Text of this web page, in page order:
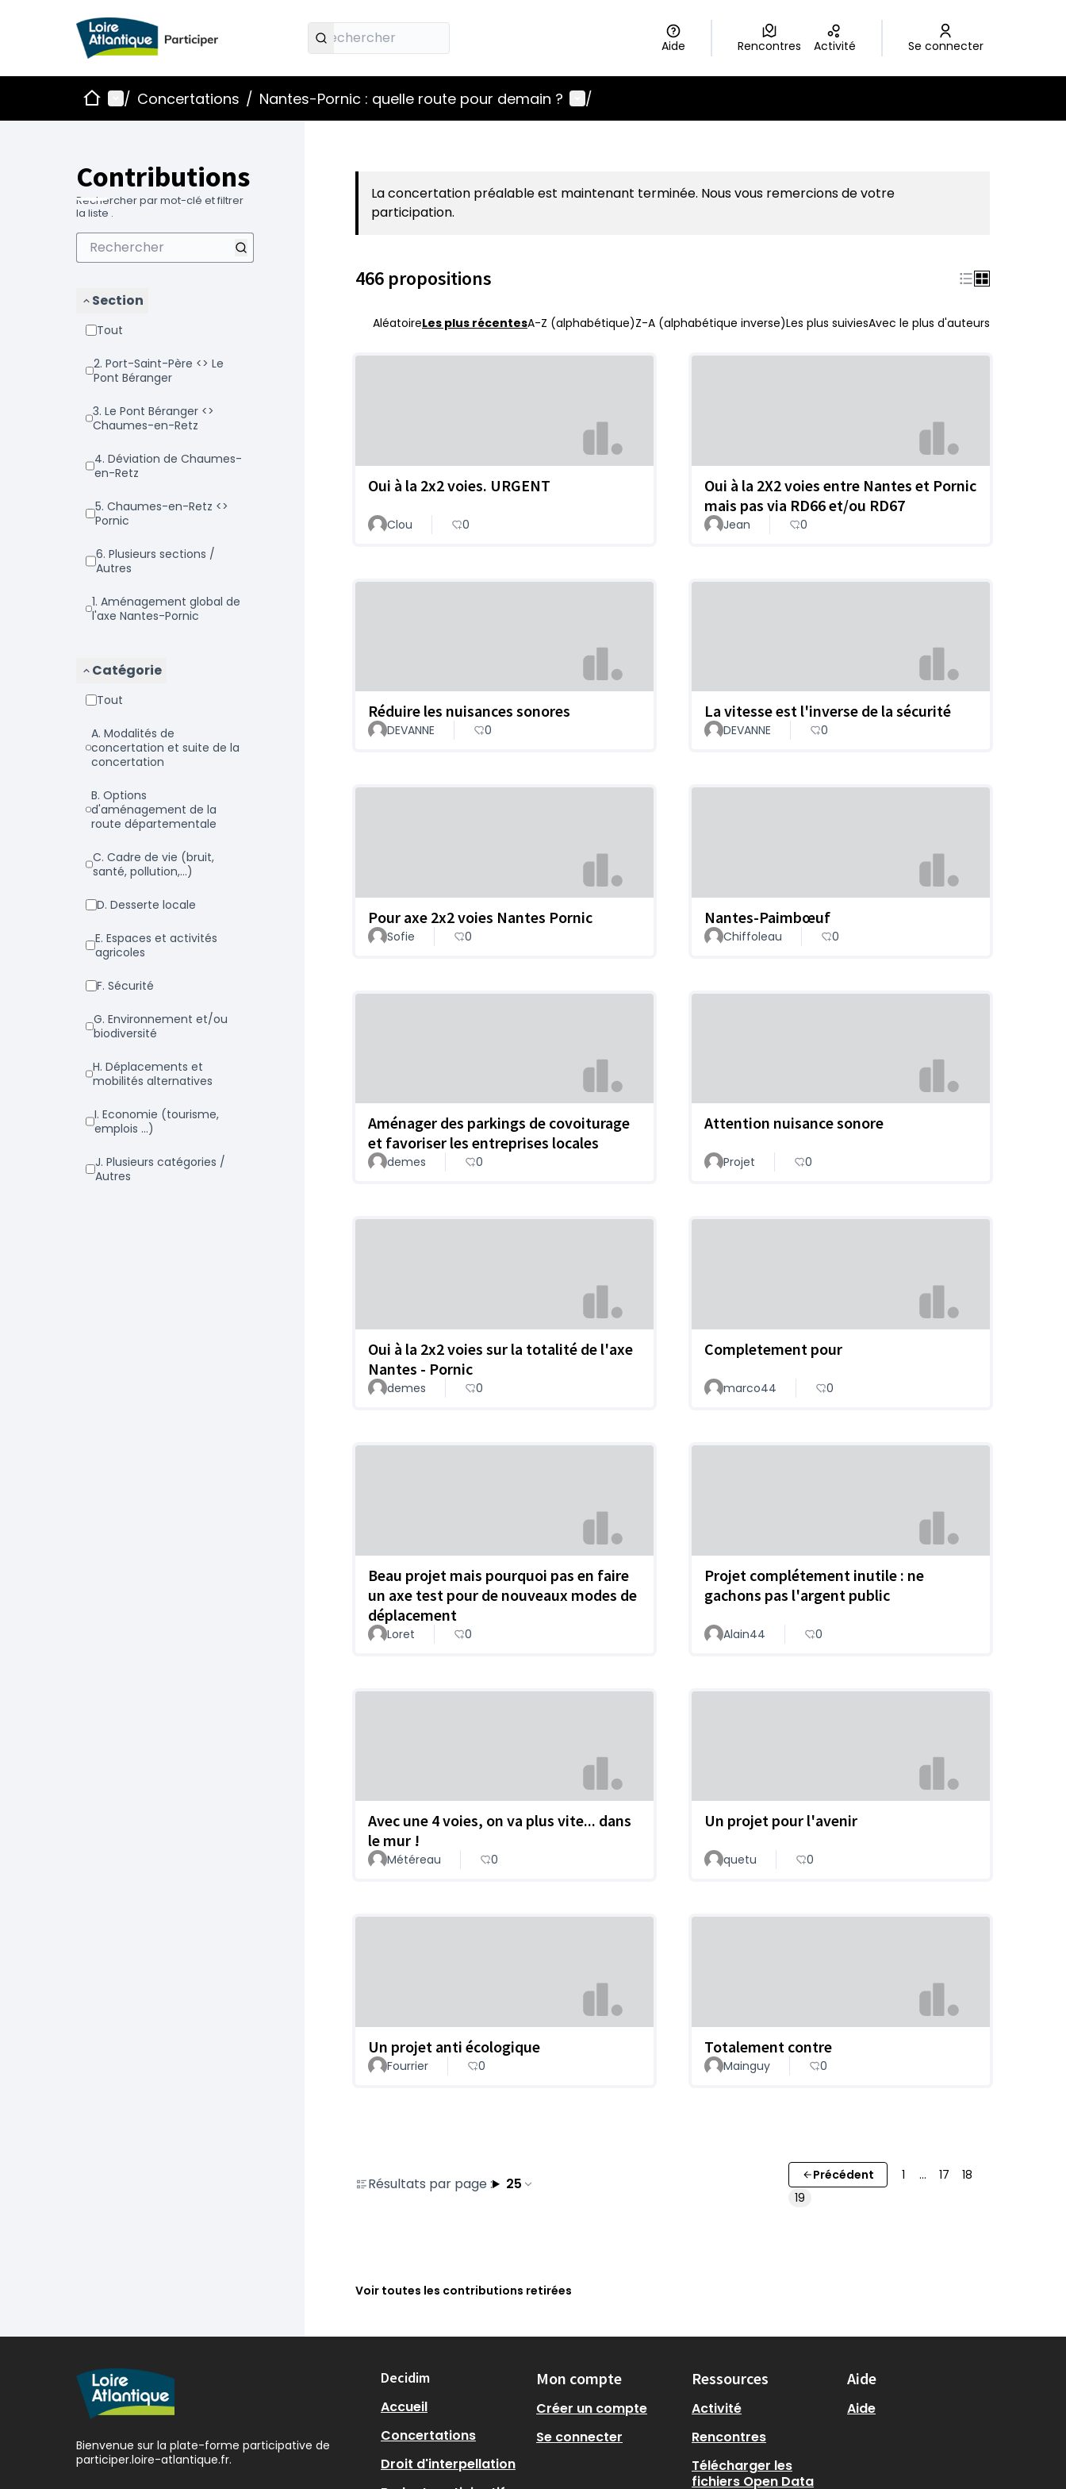
Aide Rencontres Activité Se connecter
AccueilMenu principal
/ Concertations / Nantes-Pornic : quelle route pour demain ? Menu utilisateur
/
Contributions
Rechercher par mot-clé et filtrer
la liste .
Section
Tout
2. Port-Saint-Père <> Le
Pont Béranger
3. Le Pont Béranger <>
Chaumes-en-Retz
4. Déviation de Chaumes-
en-Retz
5. Chaumes-en-Retz <>
Pornic
6. Plusieurs sections /
Autres
1. Aménagement global de
l'axe Nantes-Pornic
Catégorie
Tout
a. Modalités de
concertation et suite de la
concertation
b. Options
d'aménagement de la
route départementale
c. Cadre de vie (bruit,
santé, pollution,...)
d. Desserte locale
e. Espaces et activités
agricoles
f. Sécurité
g. Environnement et/ou
biodiversité
h. Déplacements et
mobilités alternatives
i. Economie (tourisme,
emplois ...)
j. Plusieurs catégories /
Autres
La concertation préalable est maintenant terminée. Nous vous remercions de votre
participation.
466 propositions
AléatoireLes plus récentesA-Z (alphabétique)Z-A (alphabétique inverse)Les plus suiviesAvec le plus d'auteurs
Oui à la 2x2 voies. URGENT
Clou 0
Oui à la 2X2 voies entre Nantes et Pornic
mais pas via RD66 et/ou RD67
Jean 0
Réduire les nuisances sonores
DEVANNE 0
La vitesse est l'inverse de la sécurité
DEVANNE 0
Pour axe 2x2 voies Nantes Pornic
Sofie 0
Nantes-Paimbœuf
Chiffoleau 0
Aménager des parkings de covoiturage
et favoriser les entreprises locales
demes 0
Attention nuisance sonore
Projet 0
Oui à la 2x2 voies sur la totalité de l'axe
Nantes - Pornic
demes 0
Completement pour
marco44 0
Beau projet mais pourquoi pas en faire
un axe test pour de nouveaux modes de
déplacement
Loret 0
Projet complétement inutile : ne
gachons pas l'argent public
Alain44 0
Avec une 4 voies, on va plus vite... dans
le mur !
Météreau 0
Un projet pour l'avenir
quetu 0
Un projet anti écologique
Fourrier 0
Totalement contre
Mainguy 0
Résultats par page : 25 Précédent 1 … 17
18
19
Voir toutes les contributions retirées
Bienvenue sur la plate-forme participative de
participer.loire-atlantique.fr.
Decidim
Accueil
Concertations
Droit d'interpellation
Mon compte
Créer un compte
Se connecter
Ressources
Activité
Rencontres
Télécharger les
fichiers Open Data
Aide
Aide